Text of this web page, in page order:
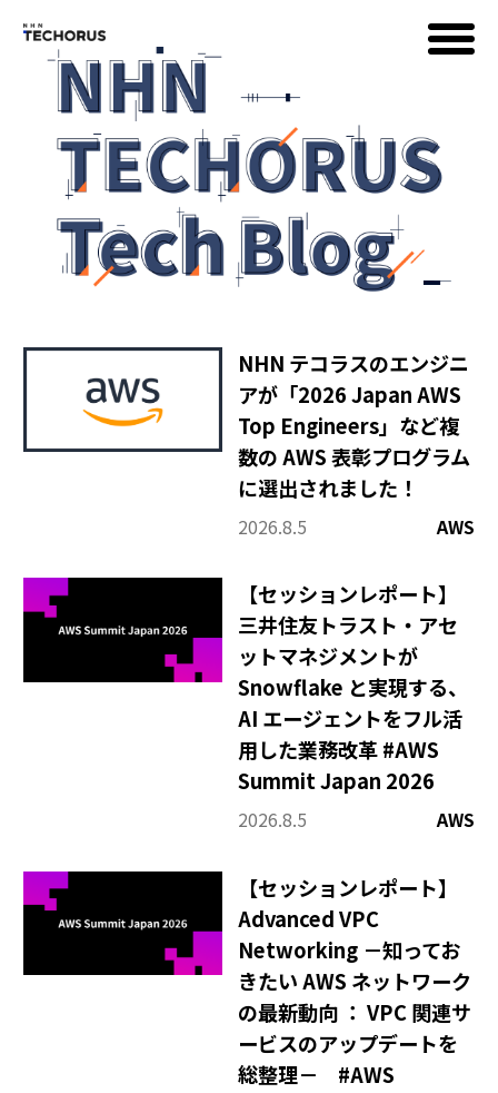
AWS
Google Cloud
コラム
NHN テコラスのエンジニ
アが「2026 Japan AWS
Top Engineers」など複
数の AWS 表彰プログラム
に選出されました！
2026.8.5 AWS
【セッションレポート】
三井住友トラスト・アセ
ットマネジメントが
Snowflake と実現する、
AI エージェントをフル活
用した業務改革 #AWS
Summit Japan 2026
2026.8.5 AWS
【セッションレポート】
Advanced VPC
Networking －知ってお
きたい AWS ネットワーク
の最新動向 ： VPC 関連サ
ービスのアップデートを
総整理－ #AWS